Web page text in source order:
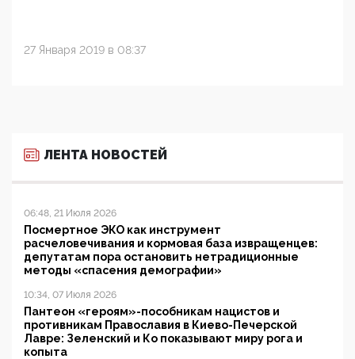
27 Января 2019 в 08:37
ЛЕНТА НОВОСТЕЙ
06:48, 21 Июля 2026
Посмертное ЭКО как инструмент
расчеловечивания и кормовая база извращенцев:
депутатам пора остановить нетрадиционные
методы «спасения демографии»
10:34, 07 Июля 2026
Пантеон «героям»-пособникам нацистов и
противникам Православия в Киево-Печерской
Лавре: Зеленский и Ко показывают миру рога и
копыта